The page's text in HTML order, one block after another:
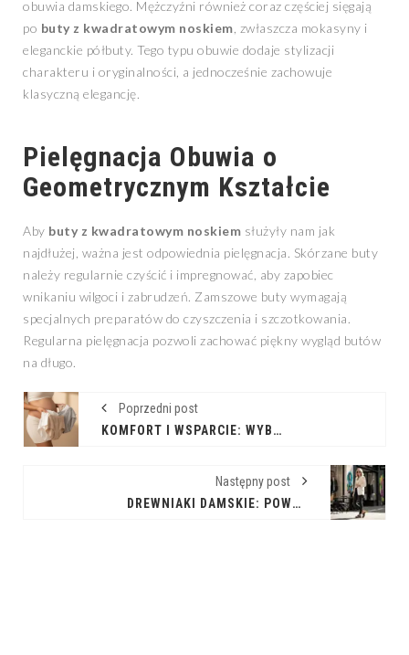
obuwia damskiego. Mężczyźni również coraz częściej sięgają
po buty z kwadratowym noskiem , zwłaszcza mokasyny i
eleganckie półbuty. Tego typu obuwie dodaje stylizacji
charakteru i oryginalności, a jednocześnie zachowuje
klasyczną elegancję.
Pielęgnacja Obuwia o
Geometrycznym Kształcie
Aby buty z kwadratowym noskiem służyły nam jak
najdłużej, ważna jest odpowiednia pielęgnacja. Skórzane buty
należy regularnie czyścić i impregnować, aby zapobiec
wnikaniu wilgoci i zabrudzeń. Zamszowe buty wymagają
specjalnych preparatów do czyszczenia i szczotkowania.
Regularna pielęgnacja pozwoli zachować piękny wygląd butów
na długo.
Poprzedni post
KOMFORT I WSPARCIE: WYBÓR IDEALNEJ BIELIZNY CIĄŻOWEJ
Następny post
DREWNIAKI DAMSKIE: POWRÓT LEGENDY W NOWOCZESNYM WYDANIU